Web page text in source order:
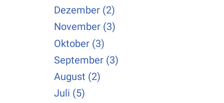
Dezember (2)
November (3)
Oktober (3)
September (3)
August (2)
Juli (5)